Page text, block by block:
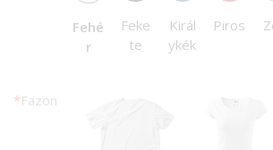
Fehé
r
Feke
te
Királ
ykék
Piros
*Fazon